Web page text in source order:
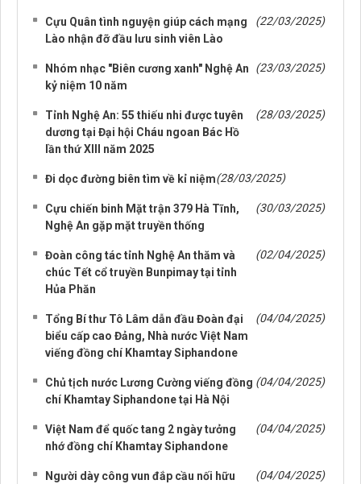
Cựu Quân tình nguyện giúp cách mạng
Lào nhận đỡ đầu lưu sinh viên Lào
(22/03/2025)
Nhóm nhạc "Biên cương xanh" Nghệ An
kỷ niệm 10 năm
(23/03/2025)
Tỉnh Nghệ An: 55 thiếu nhi được tuyên
dương tại Đại hội Cháu ngoan Bác Hồ
lần thứ XIII năm 2025
(28/03/2025)
Đi dọc đường biên tìm về kỉ niệm(28/03/2025)
Cựu chiến binh Mặt trận 379 Hà Tĩnh,
Nghệ An gặp mặt truyền thống
(30/03/2025)
Đoàn công tác tỉnh Nghệ An thăm và
chúc Tết cổ truyền Bunpimay tại tỉnh
Hủa Phăn
(02/04/2025)
Tổng Bí thư Tô Lâm dẫn đầu Đoàn đại
biểu cấp cao Đảng, Nhà nước Việt Nam
viếng đồng chí Khamtay Siphandone
(04/04/2025)
Chủ tịch nước Lương Cường viếng đồng
chí Khamtay Siphandone tại Hà Nội
(04/04/2025)
Việt Nam để quốc tang 2 ngày tưởng
nhớ đồng chí Khamtay Siphandone
(04/04/2025)
Người dày công vun đắp cầu nối hữu
(04/04/2025)